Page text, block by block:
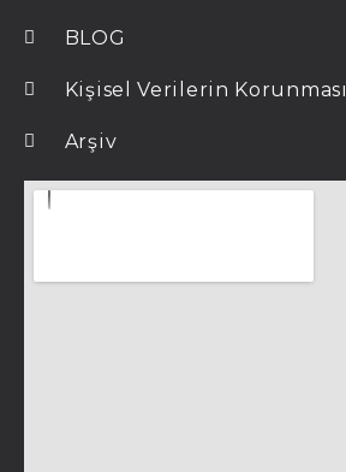
BLOG
Kişisel Verilerin Korunması
Arşiv